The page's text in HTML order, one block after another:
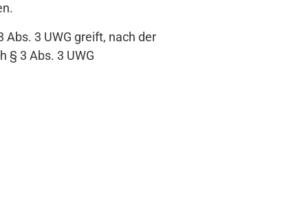
3 UWG greift, nach der
§ 3 Abs. 3 UWG